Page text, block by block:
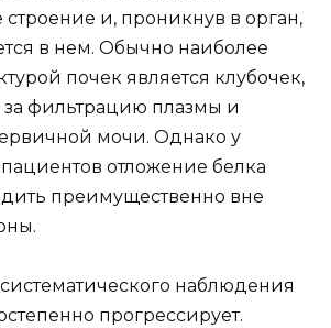
и, проникнув в орган,
в нем. Обычно наиболее
почек является клубочек,
за фильтрацию плазмы и
мочи. Однако у
отложение белка
преимущественно вне
наблюдения
прогрессирует.